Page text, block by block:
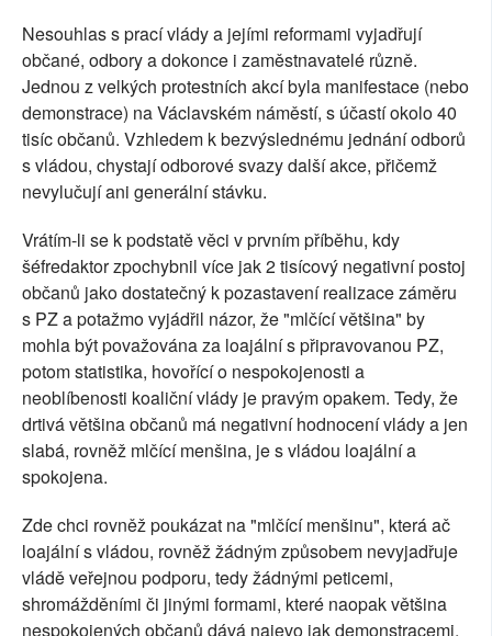
Nesouhlas s prací vlády a jejími reformami vyjadřují
občané, odbory a dokonce i zaměstnavatelé různě.
Jednou z velkých protestních akcí byla manifestace (nebo
demonstrace) na Václavském náměstí, s účastí okolo 40
tisíc občanů. Vzhledem k bezvýslednému jednání odborů
s vládou, chystají odborové svazy další akce, přičemž
nevylučují ani generální stávku.
Vrátím-li se k podstatě věci v prvním příběhu, kdy
šéfredaktor zpochybnil více jak 2 tisícový negativní postoj
občanů jako dostatečný k pozastavení realizace záměru
s PZ a potažmo vyjádřil názor, že "mlčící většina" by
mohla být považována za loajální s připravovanou PZ,
potom statistika, hovořící o nespokojenosti a
neoblíbenosti koaliční vlády je pravým opakem. Tedy, že
drtivá většina občanů má negativní hodnocení vlády a jen
slabá, rovněž mlčící menšina, je s vládou loajální a
spokojena.
Zde chci rovněž poukázat na "mlčící menšinu", která ač
loajální s vládou, rovněž žádným způsobem nevyjadřuje
vládě veřejnou podporu, tedy žádnými peticemi,
shromážděními či jinými formami, které naopak většina
nespokojených občanů dává najevo jak demonstracemi,